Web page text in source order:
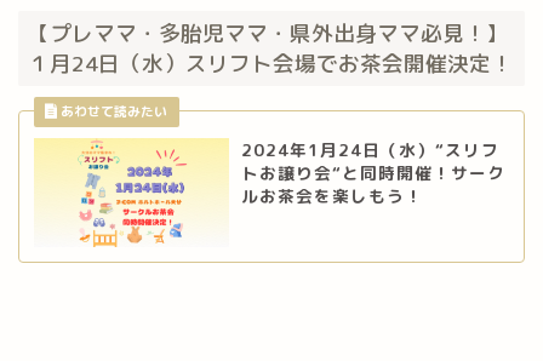
【プレママ・多胎児ママ・県外出身ママ必見！】
１月24日（水）スリフト会場でお茶会開催決定！
2024年1月24日（水）“スリフ
トお譲り会“と同時開催！サーク
ルお茶会を楽しもう！